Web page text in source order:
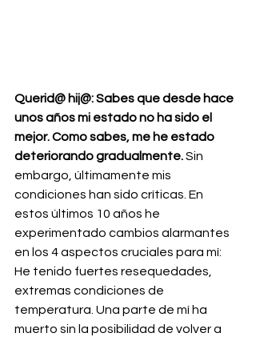
Querid@ hij@: Sabes que desde hace
unos años mi estado no ha sido el
mejor. Como sabes, me he estado
deteriorando gradualmente. Sin
embargo, últimamente mis
condiciones han sido críticas. En
estos últimos 10 años he
experimentado cambios alarmantes
en los 4 aspectos cruciales para mí:
He tenido fuertes resequedades,
extremas condiciones de
temperatura. Una parte de mí ha
muerto sin la posibilidad de volver a